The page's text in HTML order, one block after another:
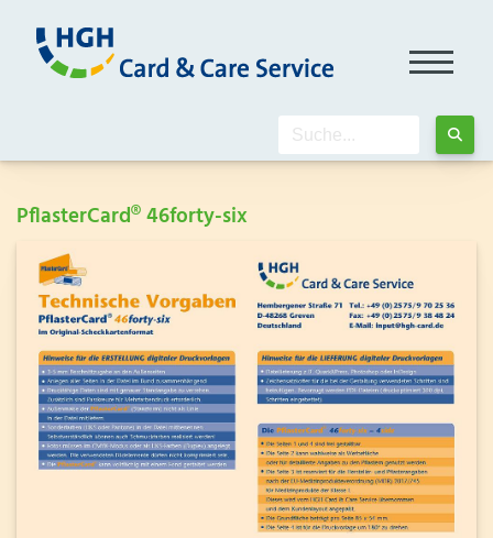
PflasterCard® 46forty-six